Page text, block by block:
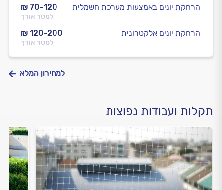
₪ 70-120
למטר אורך
הרחקת יונים באמצעות מערכת חשמלית
₪ 120-200
למטר אורך
הרחקת יונים אלקטרונית
למחירון המלא
תקלות ועבודות נפוצות